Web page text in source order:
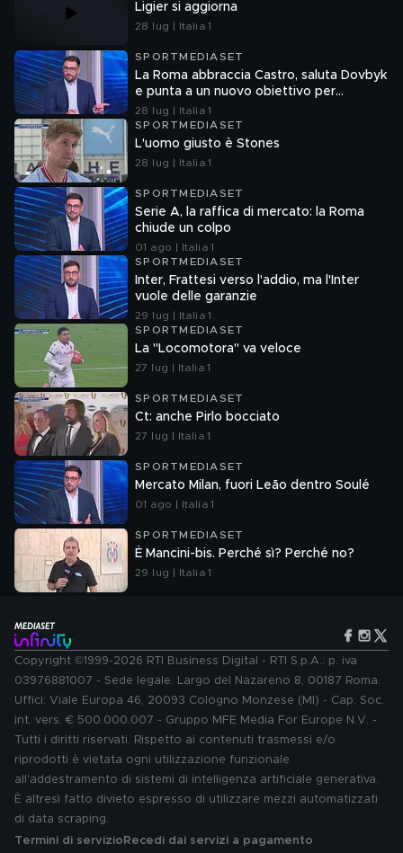
Ligier si aggiorna
28 lug | Italia 1
SPORTMEDIASET
La Roma abbraccia Castro, saluta Dovbyk
e punta a un nuovo obiettivo per
l'attacco
28 lug | Italia 1
SPORTMEDIASET
L'uomo giusto è Stones
28 lug | Italia 1
SPORTMEDIASET
Serie A, la raffica di mercato: la Roma
chiude un colpo
01 ago | Italia 1
SPORTMEDIASET
Inter, Frattesi verso l'addio, ma l'Inter
vuole delle garanzie
29 lug | Italia 1
SPORTMEDIASET
La "Locomotora" va veloce
27 lug | Italia 1
SPORTMEDIASET
Ct: anche Pirlo bocciato
27 lug | Italia 1
SPORTMEDIASET
Mercato Milan, fuori Leão dentro Soulé
01 ago | Italia 1
SPORTMEDIASET
È Mancini-bis. Perché sì? Perché no?
29 lug | Italia 1
Copyright ©1999-2026 RTI Business Digital - RTI S.p.A.: p. iva
03976881007 - Sede legale: Largo del Nazareno 8, 00187 Roma.
Uffici: Viale Europa 46, 20093 Cologno Monzese (MI) - Cap. Soc.
int. vers. € 500.000.007 - Gruppo MFE Media For Europe N.V. -
Tutti i diritti riservati. Rispetto ai contenuti trasmessi e/o
riprodotti è vietata ogni utilizzazione funzionale
all'addestramento di sistemi di intelligenza artificiale generativa.
È altresì fatto divieto espresso di utilizzare mezzi automatizzati
di data scraping.
Termini di servizio Recedi dai servizi a pagamento